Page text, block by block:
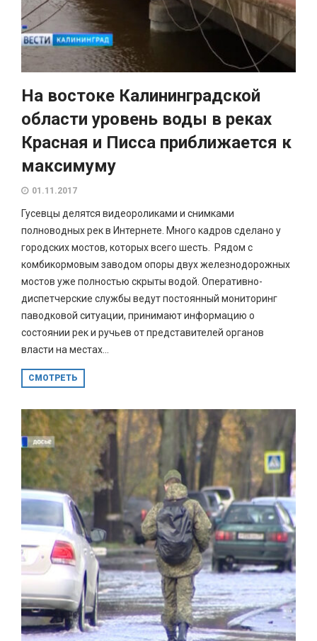
На востоке Калининградской
области уровень воды в реках
Красная и Писса приближается к
максимуму
01.11.2017
Гусевцы делятся видеороликами и снимками
полноводных рек в Интернете. Много кадров сделано у
городских мостов, которых всего шесть. Рядом с
комбикормовым заводом опоры двух железнодорожных
мостов уже полностью скрыты водой. Оперативно-
диспетчерские службы ведут постоянный мониторинг
паводковой ситуации, принимают информацию о
состоянии рек и ручьев от представителей органов
власти на местах...
СМОТРЕТЬ